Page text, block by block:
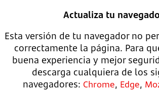
Actualiza tu
Esta versión de tu navegador no
correctamente la página. Para
buena experiencia y mejor
descarga cualquiera de los
navegadores: Chrome, Edge,